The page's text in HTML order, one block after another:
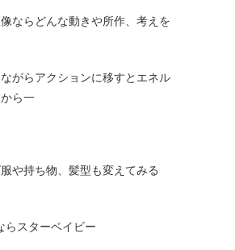
ならどんな動きや所作、考えを
がらアクションに移すとエネル
ら一
や持ち物、髪型も変えてみる
らスターベイビー